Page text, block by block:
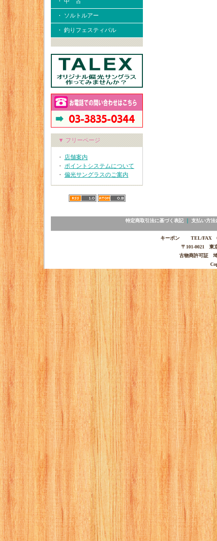
・ ソルトルアー
・ 釣りフェスティバル
▼ フリーページ
・ 店舗案内
・ ポイントシステムについて
・ 偏光サングラスのご案内
特定商取引法に基づく表記｜ 支払い方法
キーポン TEL/FAX
〒101-0021 東
古物商許可証